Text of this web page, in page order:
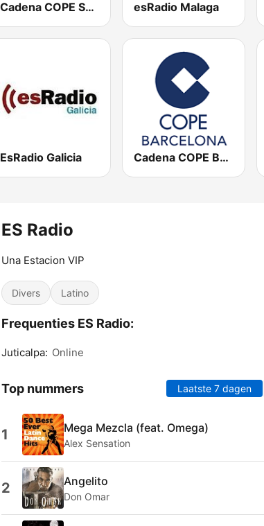
Cadena COPE Sevilla esRadio Malaga
EsRadio Galicia Cadena COPE Barcelona FM
ES Radio
Una Estacion VIP
Divers Latino
Frequenties ES Radio:
Juticalpa: Online
Top nummers Laatste 7 dagen
1 Mega Mezcla (feat. Omega)
Alex Sensation
2 Angelito
Don Omar